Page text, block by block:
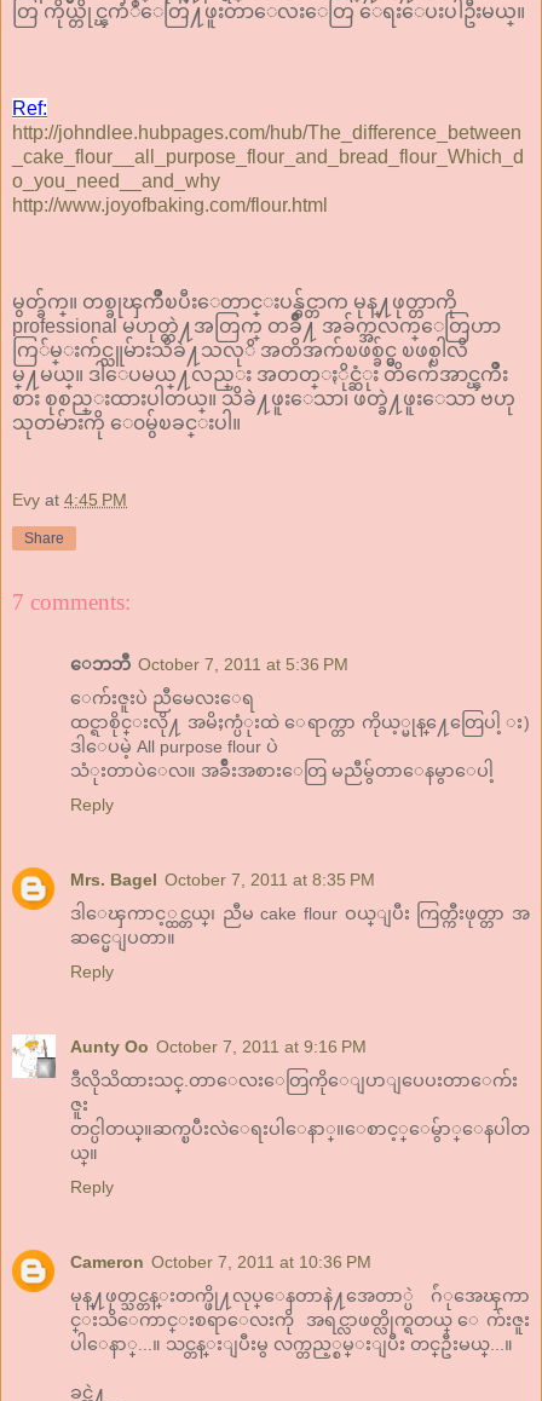
တြ ကိုယ္တိုင္ၾကံဳေတြ႔ဖူးတာေလးေတြ ေရးေပးပါဦးမယ္။
Ref:
http://johndlee.hubpages.com/hub/The_difference_between
_cake_flour__all_purpose_flour_and_bread_flour_Which_d
o_you_need__and_why
http://www.joyofbaking.com/flour.html
မွတ္ခ်က္။ တစ္ခုၾကိဳၿပီးေတာင္းပန္ခ်င္တာက မုန္႔ဖုတ္တာကို
professional မဟုတ္တဲ႔အတြက္ တခ်ိဳ႔ အခ်က္အလက္ေတြဟာ
ကြ်မ္းက်င္သူမ်ားသိခဲ႔သလုိ အတိအက်ၿဖစ္ခ်င္မွ ၿဖစ္ပါလိ
မ္႔မယ္။ ဒါေပမယ္႔လည္း အတတ္ႏိုင္ဆံုး တိက်ေအာင္ၾကိဳး
စား စုစည္းထားပါတယ္။ သိခဲ႔ဖူးေသာ၊ ဖတ္ခဲ႔ဖူးေသာ ဗဟု
သုတမ်ားကို ေ၀မွ်ၿခင္းပါ။
Evy at 4:45 PM
Share
7 comments:
ေဘဘီ October 7, 2011 at 5:36 PM
ေက်းဇူးပဲ ညီမေလးေရ
ထင္ရာစိုင္းလို႔ အမိႈက္ပံုးထဲ ေရာက္တာ ကိုယ့္မုန္႔ေတြေပါ့ း)
ဒါေပမဲ့ All purpose flour ပဲ
သံုးတာပဲေလ။ အခ်ိဳးအစားေတြ မညီမွ်တာေနမွာေပါ့
Reply
Mrs. Bagel October 7, 2011 at 8:35 PM
ဒါေၾကာင့္ထင္တယ္၊ ညီမ cake flour ဝယ္ျပီး ကြတ္ကီးဖုတ္တာ အ
ဆင္မေျပတာ။
Reply
Aunty Oo October 7, 2011 at 9:16 PM
ဒီလိုသိထားသင္.တာေလးေတြကိုေျပာျပေပးတာေက်း
ဇူး
တင္ပါတယ္။ဆက္ၿပီးလဲေရးပါေနာ္။ေစာင့္ေမွ်ာ္ေနပါတ
ယ္။
Reply
Cameron October 7, 2011 at 10:36 PM
မုန္႔ဖုတ္သင္တန္းတက္ဖို႔လုပ္ေနတာနဲ႔အေတာ္ပဲ ဂ်ံုအေၾကာ
င္းသိေကာင္းစရာေလးကို အရင္လာဖတ္လိုက္ရတယ္ ေက်းဇူး
ပါေနာ္...။ သင္တန္းျပီးမွ လက္တည့္စမ္းျပီး တင္ဦးမယ္...။
ခင္တဲ႔